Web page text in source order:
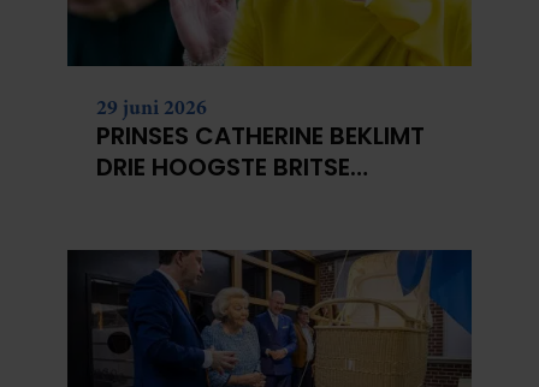
29 juni 2026
PRINSES CATHERINE BEKLIMT
DRIE HOOGSTE BRITSE